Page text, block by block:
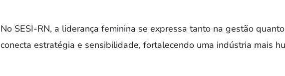
No SESI-RN, a liderança feminina se expressa tanto na gestão
conecta estratégia e sensibilidade, fortalecendo uma indústria mais